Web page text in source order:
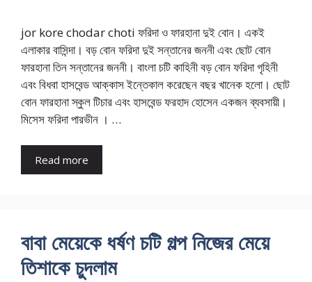
jor kore chodar choti ফরিদা ও ফারহানা দুই বোন। একই
এলাকার বাসিন্দা। বড় বোন ফরিদা দুই সন্তানের জননী এবং ছোট বোন
ফারহানা তিন সন্তানের জননী। বাংলা চটি কাহিনী বড় বোন ফরিদা গৃহিনী
এবং বিধবা হাসবেন্ড আক্কাস ইন্তেকাল করেছেন বছর খানেক হলো। ছোট
বোন ফারহানা স্কুল টিচার এবং হাসবেন্ড ফরহাদ হোসেন একজন ব্যবসায়ী।
মিসেস ফরিদা পারভীন । …
Read more
বাবা মেয়েকে ধর্ষণ চটি গল্প নিজের মেয়ে
তিশাকে চুদলাম